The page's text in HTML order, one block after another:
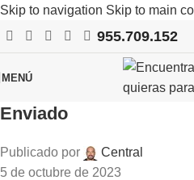
Skip to navigation Skip to main
RECUERDA QUE PRONTO
VERIFACTU,
955.709.152
MENÚ
Enviado
Publicado por
Central
5 de octubre de 2023